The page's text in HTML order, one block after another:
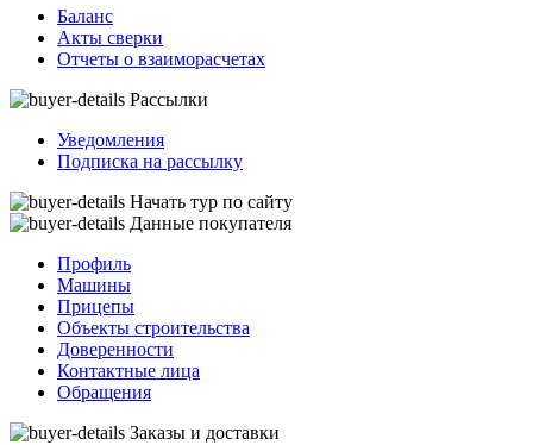
Баланс
Акты сверки
Отчеты о взаиморасчетах
Рассылки
Уведомления
Подписка на рассылку
Начать тур по сайту
Данные покупателя
Профиль
Машины
Прицепы
Объекты строительства
Доверенности
Контактные лица
Обращения
Заказы и доставки